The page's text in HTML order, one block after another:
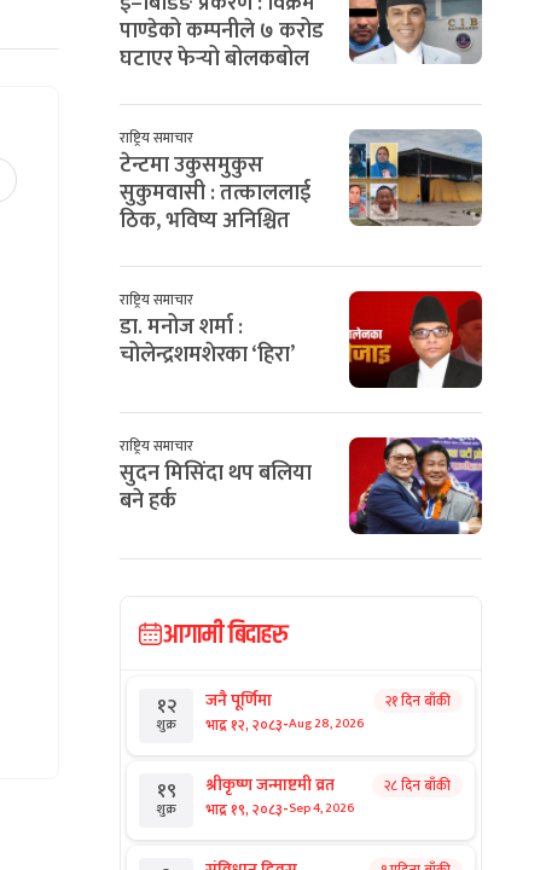
पाण्डेको कम्पनीले ७ करोड
घटाएर फेर्‍यो बोलकबोल
राष्ट्रिय समाचार
टेन्टमा उकुसमुकुस
सुकुमवासी : तत्काललाई
ठिक, भविष्य अनिश्चित
राष्ट्रिय समाचार
डा. मनोज शर्मा :
चोलेन्द्रशमशेरका ‘हिरा’
राष्ट्रिय समाचार
सुदन मिसिंदा थप बलिया
बने हर्क
आगामी बिदाहरु
१२
शुक्र
जनै पूर्णिमा
भाद्र १२, २०८३-Aug 28, 2026
२१ दिन बाँकी
१९
शुक्र
श्रीकृष्ण जन्माष्टमी व्रत
भाद्र १९, २०८३-Sep 4, 2026
२८ दिन बाँकी